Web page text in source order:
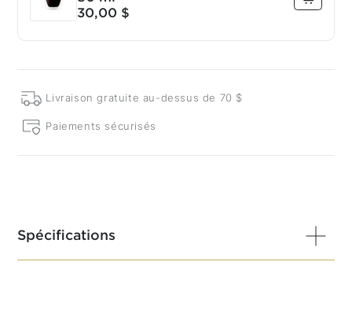
30,00 $
Livraison gratuite au-dessus de 70 $
Paiements sécurisés
Spécifications